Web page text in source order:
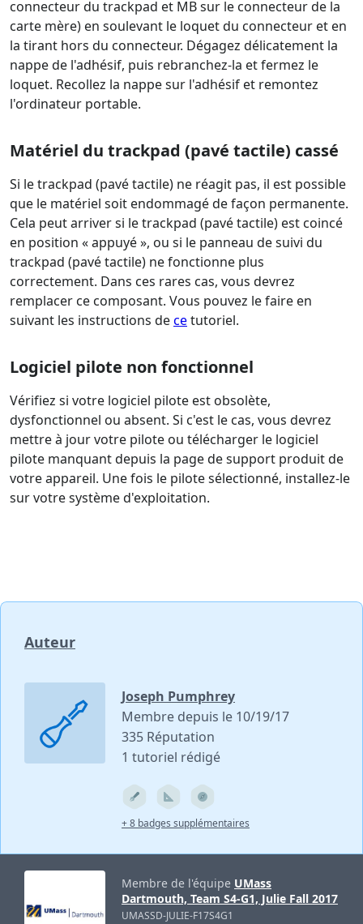
connecteur du trackpad et MB sur le connecteur de la
carte mère) en soulevant le loquet du connecteur et en
la tirant hors du connecteur. Dégagez délicatement la
nappe de l'adhésif, puis rebranchez-la et fermez le
loquet. Recollez la nappe sur l'adhésif et remontez
l'ordinateur portable.
Matériel du trackpad (pavé tactile) cassé
Si le trackpad (pavé tactile) ne réagit pas, il est possible
que le matériel soit endommagé de façon permanente.
Cela peut arriver si le trackpad (pavé tactile) est coincé
en position « appuyé », ou si le panneau de suivi du
trackpad (pavé tactile) ne fonctionne plus
correctement. Dans ces rares cas, vous devrez
remplacer ce composant. Vous pouvez le faire en
suivant les instructions decetutoriel.
Logiciel pilote non fonctionnel
Vérifiez si votre logiciel pilote est obsolète,
dysfonctionnel ou absent. Si c'est le cas, vous devrez
mettre à jour votre pilote ou télécharger le logiciel
pilote manquant depuis la page de support produit de
votre appareil. Une fois le pilote sélectionné, installez-le
sur votre système d'exploitation.
Auteur
Joseph Pumphrey
Membre depuis le 10/19/17
335 Réputation
1 tutoriel rédigé
+ 8 badges supplémentaires
Membre de l'équipe UMass
Dartmouth, Team S4-G1, Julie Fall 2017
UMASSD-JULIE-F17S4G1